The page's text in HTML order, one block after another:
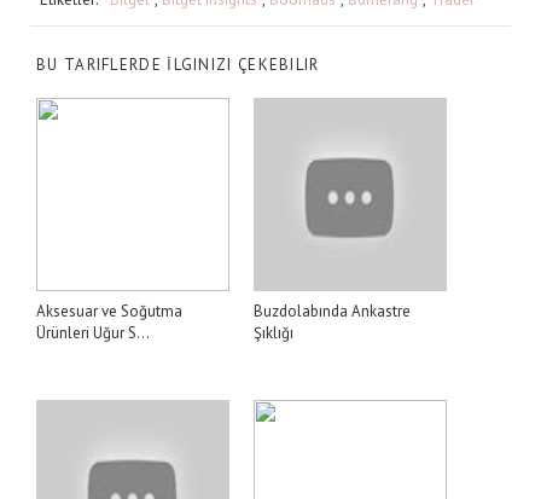
BU TARIFLERDE İLGINIZI ÇEKEBILIR
Aksesuar ve Soğutma
Ürünleri Uğur S...
Buzdolabında Ankastre
Şıklığı